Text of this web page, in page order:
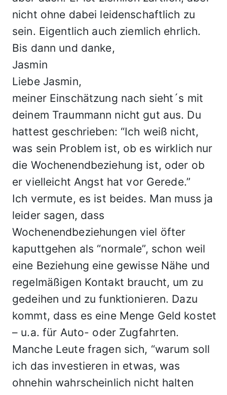
nicht ohne dabei leidenschaftlich zu
sein. Eigentlich auch ziemlich ehrlich.
Bis dann und danke,
Jasmin
Liebe Jasmin,
meiner Einschätzung nach sieht´s mit
deinem Traummann nicht gut aus. Du
hattest geschrieben: “Ich weiß nicht,
was sein Problem ist, ob es wirklich nur
die Wochenendbeziehung ist, oder ob
er vielleicht Angst hat vor Gerede.”
Ich vermute, es ist beides. Man muss ja
leider sagen, dass
Wochenendbeziehungen viel öfter
kaputtgehen als “normale”, schon weil
eine Beziehung eine gewisse Nähe und
regelmäßigen Kontakt braucht, um zu
gedeihen und zu funktionieren. Dazu
kommt, dass es eine Menge Geld kostet
– u.a. für Auto- oder Zugfahrten.
Manche Leute fragen sich, “warum soll
ich das investieren in etwas, was
ohnehin wahrscheinlich nicht halten